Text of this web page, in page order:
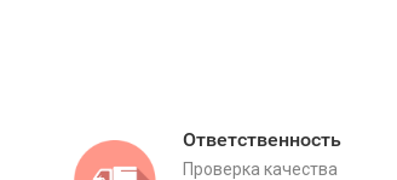
Ответственность
Проверка качества